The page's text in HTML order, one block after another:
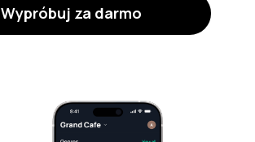
Wypróbuj za darmo